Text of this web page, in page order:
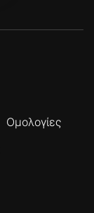
Ομολογίες